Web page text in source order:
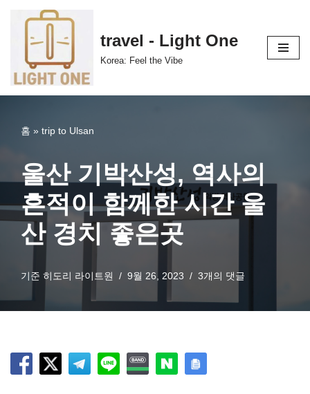
츠
로
travel - Light One
Korea: Feel the Vibe
홈 » trip to Ulsan
울산 기박산성, 역사의
흔적이 함께한 시간 울
산 경치 좋은곳
기준 히도리 라이트원 9월 26, 2023 3개의 댓글